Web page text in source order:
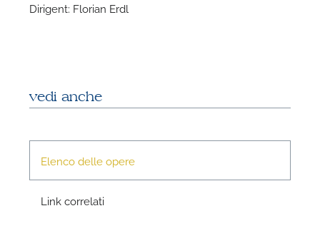
Dirigent: Florian Erdl
vedi anche
Elenco delle opere
Link correlati